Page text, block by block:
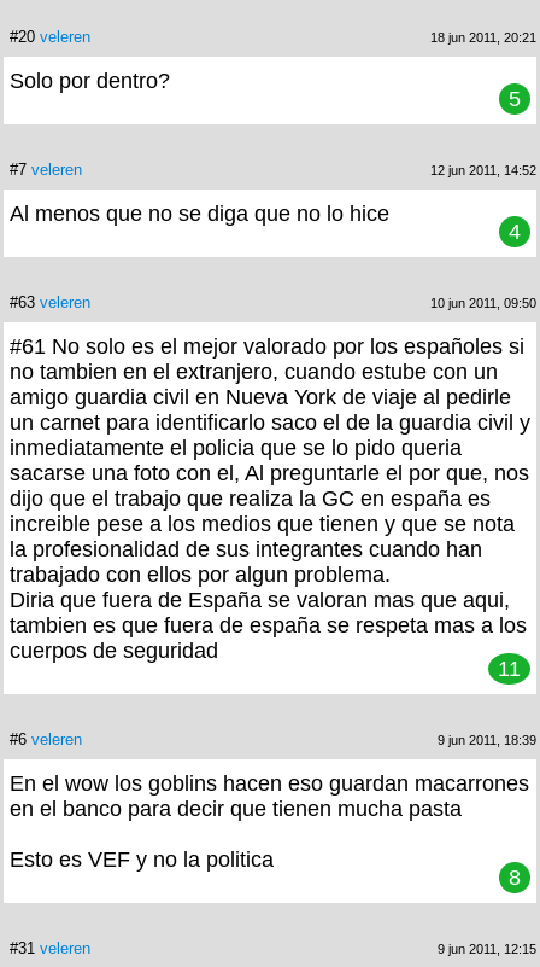
#20 veleren 18 jun 2011, 20:21
Solo por dentro?
5
#7 veleren 12 jun 2011, 14:52
Al menos que no se diga que no lo hice
4
#63 veleren 10 jun 2011, 09:50
#61 No solo es el mejor valorado por los españoles si
no tambien en el extranjero, cuando estube con un
amigo guardia civil en Nueva York de viaje al pedirle
un carnet para identificarlo saco el de la guardia civil y
inmediatamente el policia que se lo pido queria
sacarse una foto con el, Al preguntarle el por que, nos
dijo que el trabajo que realiza la GC en españa es
increible pese a los medios que tienen y que se nota
la profesionalidad de sus integrantes cuando han
trabajado con ellos por algun problema.
Diria que fuera de España se valoran mas que aqui,
tambien es que fuera de españa se respeta mas a los
cuerpos de seguridad
11
#6 veleren 9 jun 2011, 18:39
En el wow los goblins hacen eso guardan macarrones
en el banco para decir que tienen mucha pasta
Esto es VEF y no la politica
8
#31 veleren 9 jun 2011, 12:15